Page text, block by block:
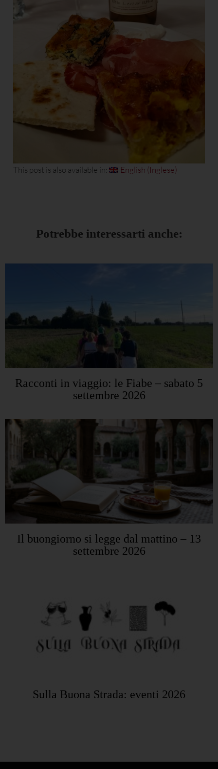
This post is also available in: English (Inglese)
Potrebbe interessarti anche:
Racconti in viaggio: le Fiabe – sabato 5
settembre 2026
Il buongiorno si legge dal mattino – 13
settembre 2026
Sulla Buona Strada: eventi 2026